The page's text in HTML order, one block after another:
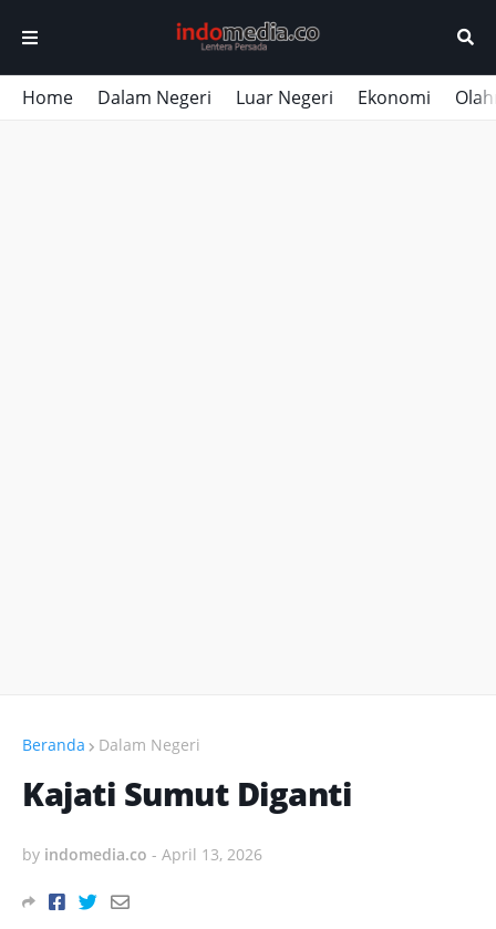
Home Dalam Negeri Luar Negeri Ekonomi
Beranda Dalam Negeri
Kajati Sumut Diganti
by indomedia.co - April 13, 2026